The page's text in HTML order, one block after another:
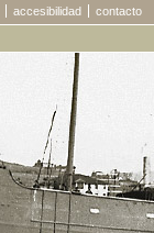
accesibilidad contacto